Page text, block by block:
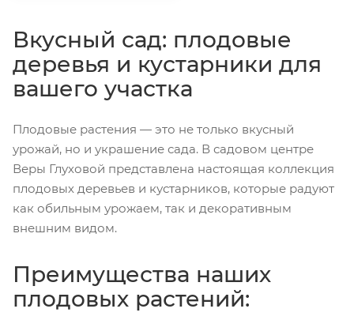
Вкусный сад: плодовые
деревья и кустарники для
вашего участка
Плодовые растения — это не только вкусный
урожай, но и украшение сада. В садовом центре
Веры Глуховой представлена настоящая коллекция
плодовых деревьев и кустарников, которые радуют
как обильным урожаем, так и декоративным
внешним видом.
Преимущества наших
плодовых растений: